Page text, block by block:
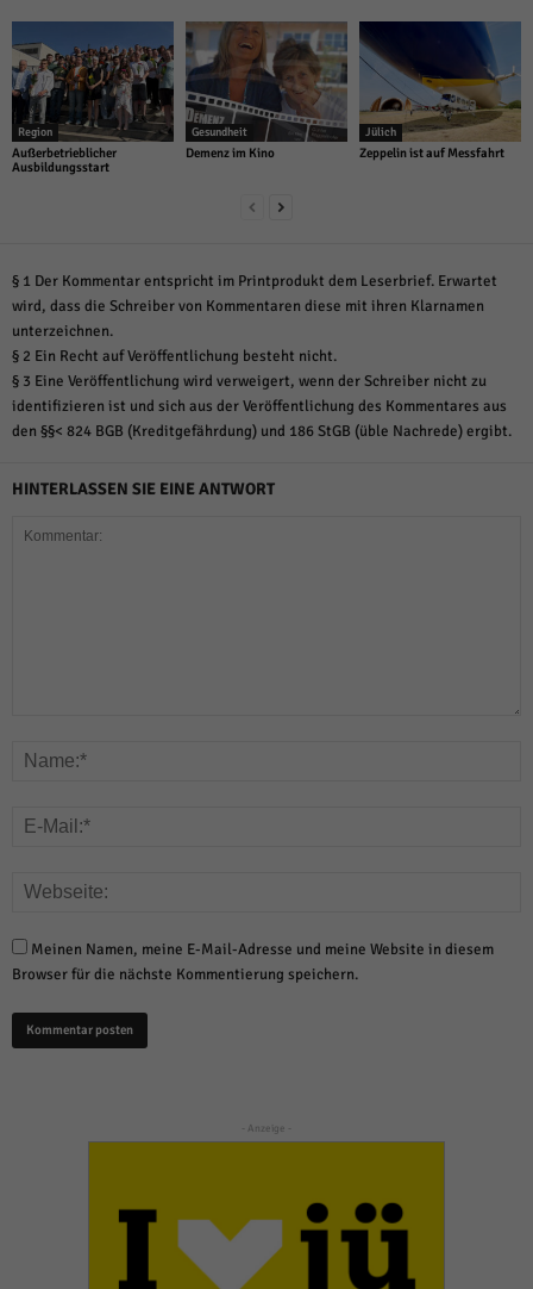
Region
Außerbetrieblicher
Ausbildungsstart
Gesundheit
Demenz im Kino
Jülich
Zeppelin ist auf Messfahrt
§ 1 Der Kommentar entspricht im Printprodukt dem Leserbrief. Erwartet
wird, dass die Schreiber von Kommentaren diese mit ihren Klarnamen
unterzeichnen.
§ 2 Ein Recht auf Veröffentlichung besteht nicht.
§ 3 Eine Veröffentlichung wird verweigert, wenn der Schreiber nicht zu
identifizieren ist und sich aus der Veröffentlichung des Kommentares aus
den §§< 824 BGB (Kreditgefährdung) und 186 StGB (üble Nachrede) ergibt.
HINTERLASSEN SIE EINE ANTWORT
Meinen Namen, meine E-Mail-Adresse und meine Website in diesem
Browser für die nächste Kommentierung speichern.
- Anzeige -